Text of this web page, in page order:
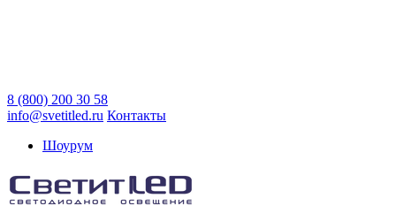
8 (800) 200 30 58
info@svetitled.ru Контакты
Шоурум